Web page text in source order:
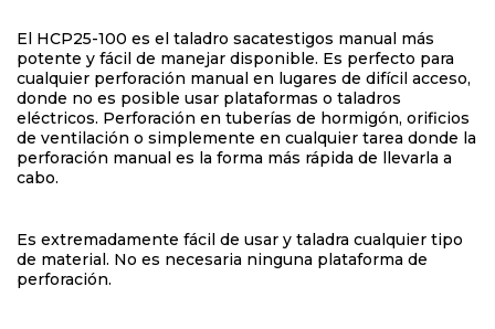
El HCP25-100 es el taladro sacatestigos manual más
potente y fácil de manejar disponible. Es perfecto para
cualquier perforación manual en lugares de difícil acceso,
donde no es posible usar plataformas o taladros
eléctricos. Perforación en tuberías de hormigón, orificios
de ventilación o simplemente en cualquier tarea donde la
perforación manual es la forma más rápida de llevarla a
cabo.
Es extremadamente fácil de usar y taladra cualquier tipo
de material. No es necesaria ninguna plataforma de
perforación.